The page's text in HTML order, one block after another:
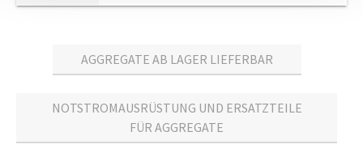
AGGREGATE AB LAGER LIEFERBAR
NOTSTROMAUSRÜSTUNG UND ERSATZTEILE
FÜR AGGREGATE